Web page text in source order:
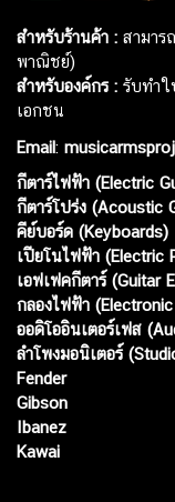
สำหรับร้านค้า : สามาร
พาณิชย์)
สำหรับองค์กร : รับทำใ
เอกชน
Email:
กีตาร์ไฟฟ้า (Electric
กีตาร์โปร่ง (Acoustic
คีย์บอร์ด (Keyboards)
เปียโนไฟฟ้า (Electric
เอฟเฟคกีตาร์ (Guitar
กลองไฟฟ้า
ออดิโออินเตอร์เฟส
ลำโพงมอนิเตอร์
Fender
Gibson
Ibanez
Kawai